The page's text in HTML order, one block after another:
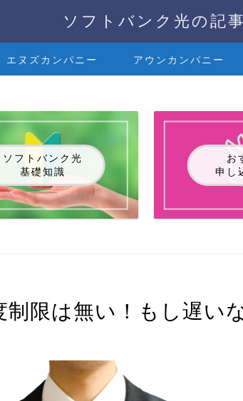
ソフトバンク光の記事
エヌズカンパニー アウンカンパニー
ソフトバンク光
基礎知識
お
申し
制限は無い！もし遅い